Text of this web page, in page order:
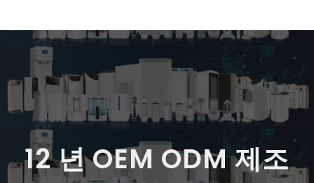
Olansi K05A 360도 입구 자
동차 공기 청정기와 HEPA 필
터 미니 공기 청정기 자동차
공기 클리너 및 공기 이온화
귀하의 메시지
Olansi K05B 자동차 차량 차
량 휴대용 12V HEPA 홈 자동
차 공기 청정기
귀하의 메시지